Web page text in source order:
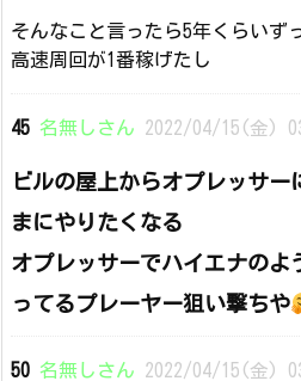
そんなこと言ったら5年くらいず
高速周回が1番稼げたし
45 名無しさん 2022/04/15(金)
ビルの屋上からオプレッサ
まにやりたくなる
オプレッサーでハイエナのよ
ってるプレーヤー狙い撃ちや
50 名無しさん 2022/04/15(金)